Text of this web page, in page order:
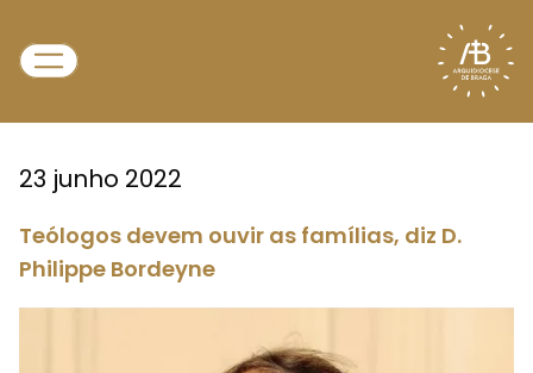
23 junho 2022
Teólogos devem ouvir as famílias, diz D.
Philippe Bordeyne